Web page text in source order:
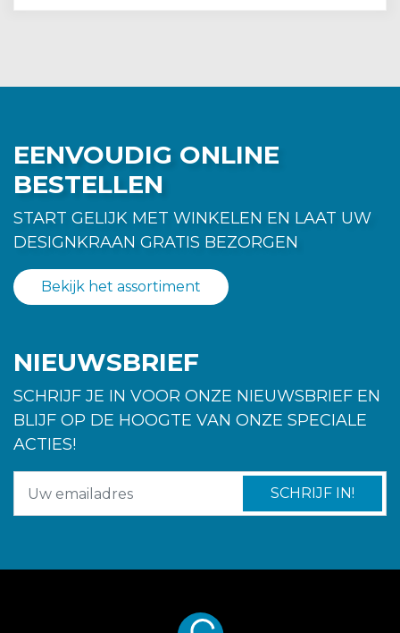
EENVOUDIG ONLINE
BESTELLEN
START GELIJK MET WINKELEN EN LAAT UW
DESIGNKRAAN GRATIS BEZORGEN
Bekijk het assortiment
NIEUWSBRIEF
SCHRIJF JE IN VOOR ONZE NIEUWSBRIEF EN
BLIJF OP DE HOOGTE VAN ONZE SPECIALE
ACTIES!
SCHRIJF IN!